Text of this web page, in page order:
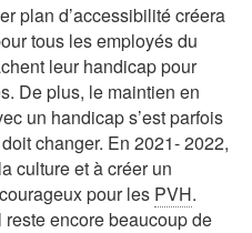
plan d’accessibilité créera
tous les employés du
leur handicap pour
De plus, le maintien en
un handicap s’est parfois
changer. En 2021- 2022,
culture et à créer un
pour les PVH.
encore beaucoup de